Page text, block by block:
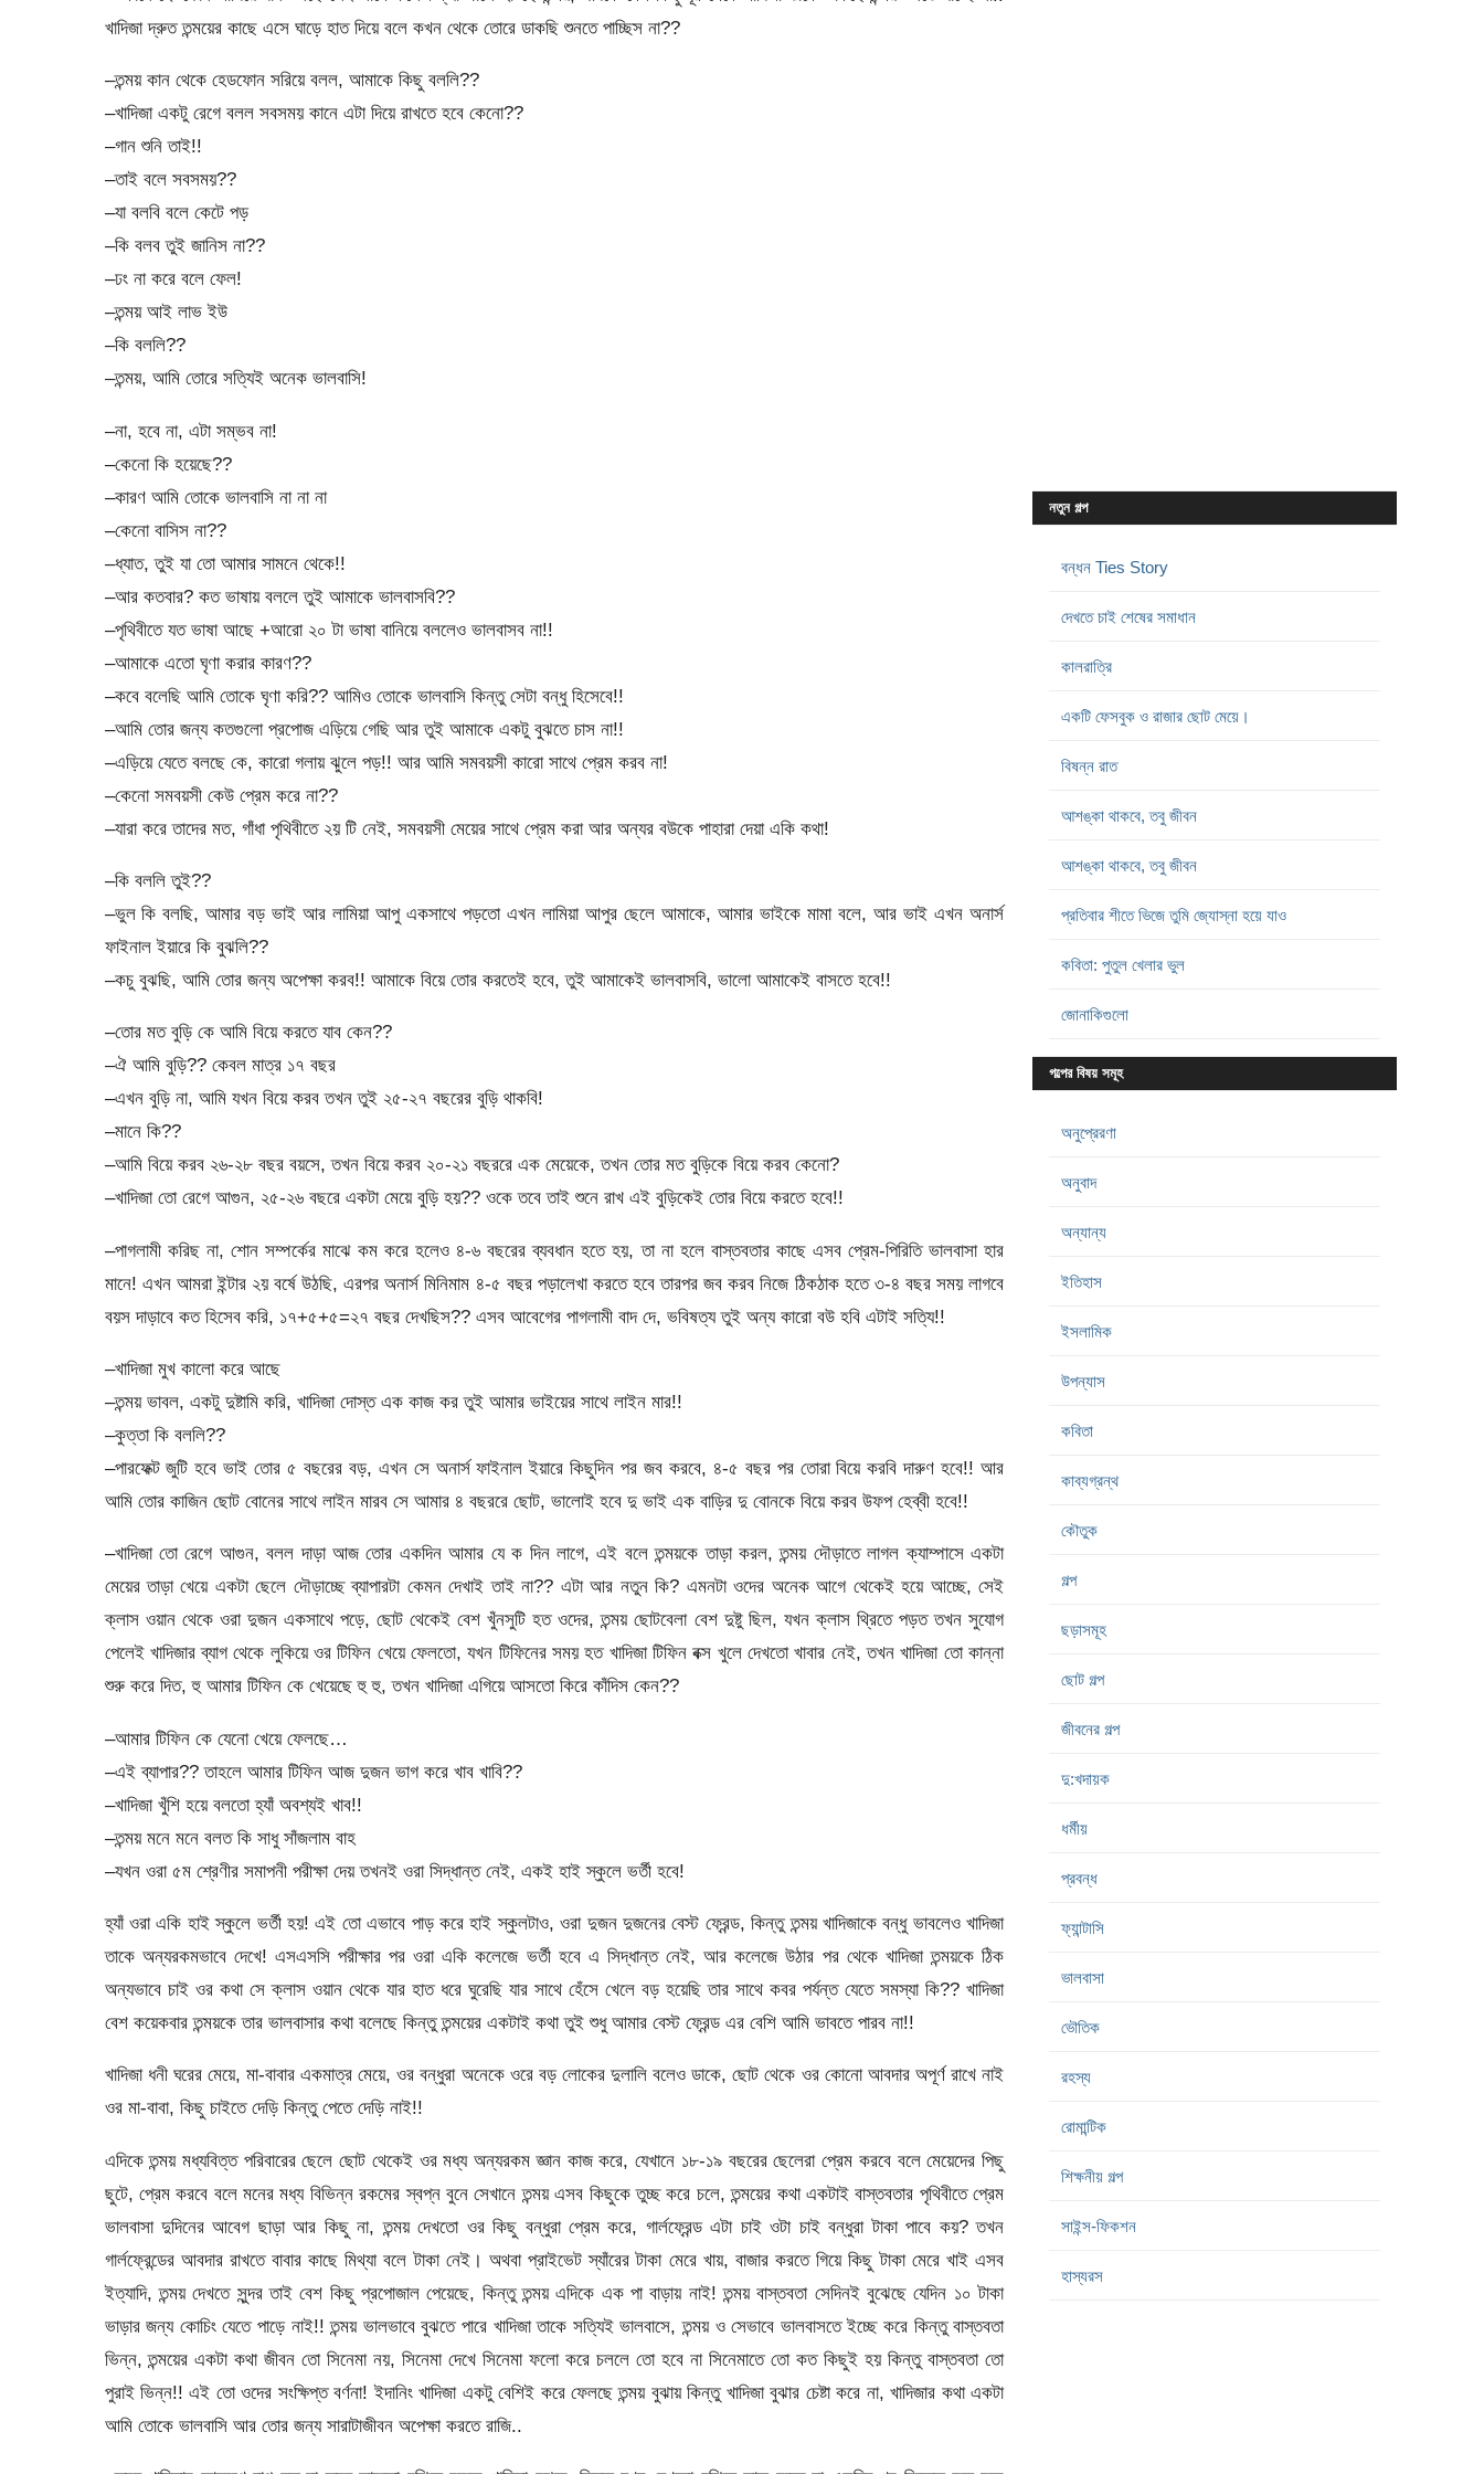
খাদিজা দ্রুত তন্ময়ের কাছে এসে ঘাড়ে হাত দিয়ে বলে কখন থেকে তোরে ডাকছি শুনতে পাচ্ছিস না??
–তন্ময় কান থেকে হেডফোন সরিয়ে বলল, আমাকে কিছু বললি??
–খাদিজা একটু রেগে বলল সবসময় কানে এটা দিয়ে রাখতে হবে কেনো??
–গান শুনি তাই!!
–তাই বলে সবসময়??
–যা বলবি বলে কেটে পড়
–কি বলব তুই জানিস না??
–ঢং না করে বলে ফেল!
–তন্ময় আই লাভ ইউ
–কি বললি??
–তন্ময়, আমি তোরে সত্যিই অনেক ভালবাসি!
–না, হবে না, এটা সম্ভব না!
–কেনো কি হয়েছে??
–কারণ আমি তোকে ভালবাসি না না না
–কেনো বাসিস না??
–ধ্যাত, তুই যা তো আমার সামনে থেকে!!
–আর কতবার? কত ভাষায় বললে তুই আমাকে ভালবাসবি??
–পৃথিবীতে যত ভাষা আছে +আরো ২০ টা ভাষা বানিয়ে বললেও ভালবাসব না!!
–আমাকে এতো ঘৃণা করার কারণ??
–কবে বলেছি আমি তোকে ঘৃণা করি?? আমিও তোকে ভালবাসি কিন্তু সেটা বন্ধু হিসেবে!!
–আমি তোর জন্য কতগুলো প্রপোজ এড়িয়ে গেছি আর তুই আমাকে একটু বুঝতে চাস না!!
–এড়িয়ে যেতে বলছে কে, কারো গলায় ঝুলে পড়!! আর আমি সমবয়সী কারো সাথে প্রেম করব না!
–কেনো সমবয়সী কেউ প্রেম করে না??
–যারা করে তাদের মত, গাঁধা পৃথিবীতে ২য় টি নেই, সমবয়সী মেয়ের সাথে প্রেম করা আর অন্যর বউকে পাহারা দেয়া একি কথা!
–কি বললি তুই??
–ভুল কি বলছি, আমার বড় ভাই আর লামিয়া আপু একসাথে পড়তো এখন লামিয়া আপুর ছেলে আমাকে, আমার ভাইকে মামা বলে, আর ভাই এখন অনার্স
ফাইনাল ইয়ারে কি বুঝলি??
–কচু বুঝছি, আমি তোর জন্য অপেক্ষা করব!! আমাকে বিয়ে তোর করতেই হবে, তুই আমাকেই ভালবাসবি, ভালো আমাকেই বাসতে হবে!!
–তোর মত বুড়ি কে আমি বিয়ে করতে যাব কেন??
–ঐ আমি বুড়ি?? কেবল মাত্র ১৭ বছর
–এখন বুড়ি না, আমি যখন বিয়ে করব তখন তুই ২৫-২৭ বছরের বুড়ি থাকবি!
–মানে কি??
–আমি বিয়ে করব ২৬-২৮ বছর বয়সে, তখন বিয়ে করব ২০-২১ বছররে এক মেয়েকে, তখন তোর মত বুড়িকে বিয়ে করব কেনো?
–খাদিজা তো রেগে আগুন, ২৫-২৬ বছরে একটা মেয়ে বুড়ি হয়?? ওকে তবে তাই শুনে রাখ এই বুড়িকেই তোর বিয়ে করতে হবে!!
–পাগলামী করিছ না, শোন সম্পর্কের মাঝে কম করে হলেও ৪-৬ বছরের ব্যবধান হতে হয়, তা না হলে বাস্তবতার কাছে এসব প্রেম-পিরিতি ভালবাসা হার
মানে! এখন আমরা ইন্টার ২য় বর্ষে উঠছি, এরপর অনার্স মিনিমাম ৪-৫ বছর পড়ালেখা করতে হবে তারপর জব করব নিজে ঠিকঠাক হতে ৩-৪ বছর সময় লাগবে
বয়স দাড়াবে কত হিসেব করি, ১৭+৫+৫=২৭ বছর দেখছিস?? এসব আবেগের পাগলামী বাদ দে, ভবিষত্য তুই অন্য কারো বউ হবি এটাই সত্যি!!
–খাদিজা মুখ কালো করে আছে
–তন্ময় ভাবল, একটু দুষ্টামি করি, খাদিজা দোস্ত এক কাজ কর তুই আমার ভাইয়ের সাথে লাইন মার!!
–কুত্তা কি বললি??
–পারফেক্ট জুটি হবে ভাই তোর ৫ বছরের বড়, এখন সে অনার্স ফাইনাল ইয়ারে কিছুদিন পর জব করবে, ৪-৫ বছর পর তোরা বিয়ে করবি দারুণ হবে!! আর
আমি তোর কাজিন ছোট বোনের সাথে লাইন মারব সে আমার ৪ বছররে ছোট, ভালোই হবে দু ভাই এক বাড়ির দু বোনকে বিয়ে করব উফপ হেব্বী হবে!!
–খাদিজা তো রেগে আগুন, বলল দাড়া আজ তোর একদিন আমার যে ক দিন লাগে, এই বলে তন্ময়কে তাড়া করল, তন্ময় দৌড়াতে লাগল ক্যাম্পাসে একটা
মেয়ের তাড়া খেয়ে একটা ছেলে দৌড়াচ্ছে ব্যাপারটা কেমন দেখাই তাই না?? এটা আর নতুন কি? এমনটা ওদের অনেক আগে থেকেই হয়ে আচ্ছে, সেই
ক্লাস ওয়ান থেকে ওরা দুজন একসাথে পড়ে, ছোট থেকেই বেশ খুঁনসুটি হত ওদের, তন্ময় ছোটবেলা বেশ দুষ্টু ছিল, যখন ক্লাস থ্রিতে পড়ত তখন সুযোগ
পেলেই খাদিজার ব্যাগ থেকে লুকিয়ে ওর টিফিন খেয়ে ফেলতো, যখন টিফিনের সময় হত খাদিজা টিফিন বক্স খুলে দেখতো খাবার নেই, তখন খাদিজা তো কান্না
শুরু করে দিত, হু আমার টিফিন কে খেয়েছে হু হু, তখন খাদিজা এগিয়ে আসতো কিরে কাঁদিস কেন??
–আমার টিফিন কে যেনো খেয়ে ফেলছে…
–এই ব্যাপার?? তাহলে আমার টিফিন আজ দুজন ভাগ করে খাব খাবি??
–খাদিজা খুঁশি হয়ে বলতো হ্যাঁ অবশ্যই খাব!!
–তন্ময় মনে মনে বলত কি সাধু সাঁজলাম বাহ
–যখন ওরা ৫ম শ্রেণীর সমাপনী পরীক্ষা দেয় তখনই ওরা সিদ্ধান্ত নেই, একই হাই স্কুলে ভর্তী হবে!
হ্যাঁ ওরা একি হাই স্কুলে ভর্তী হয়! এই তো এভাবে পাড় করে হাই স্কুলটাও, ওরা দুজন দুজনের বেস্ট ফ্রেন্ড, কিন্তু তন্ময় খাদিজাকে বন্ধু ভাবলেও খাদিজা
তাকে অন্যরকমভাবে দেখে! এসএসসি পরীক্ষার পর ওরা একি কলেজে ভর্তী হবে এ সিদ্ধান্ত নেই, আর কলেজে উঠার পর থেকে খাদিজা তন্ময়কে ঠিক
অন্যভাবে চাই ওর কথা সে ক্লাস ওয়ান থেকে যার হাত ধরে ঘুরেছি যার সাথে হেঁসে খেলে বড় হয়েছি তার সাথে কবর পর্যন্ত যেতে সমস্যা কি?? খাদিজা
বেশ কয়েকবার তন্ময়কে তার ভালবাসার কথা বলেছে কিন্তু তন্ময়ের একটাই কথা তুই শুধু আমার বেস্ট ফ্রেন্ড এর বেশি আমি ভাবতে পারব না!!
খাদিজা ধনী ঘরের মেয়ে, মা-বাবার একমাত্র মেয়ে, ওর বন্ধুরা অনেকে ওরে বড় লোকের দুলালি বলেও ডাকে, ছোট থেকে ওর কোনো আবদার অপূর্ণ রাখে নাই
ওর মা-বাবা, কিছু চাইতে দেড়ি কিন্তু পেতে দেড়ি নাই!!
এদিকে তন্ময় মধ্যবিত্ত পরিবারের ছেলে ছোট থেকেই ওর মধ্য অন্যরকম জ্ঞান কাজ করে, যেখানে ১৮-১৯ বছরের ছেলেরা প্রেম করবে বলে মেয়েদের পিছু
ছুটে, প্রেম করবে বলে মনের মধ্য বিভিন্ন রকমের স্বপ্ন বুনে সেখানে তন্ময় এসব কিছুকে তুচ্ছ করে চলে, তন্ময়ের কথা একটাই বাস্তবতার পৃথিবীতে প্রেম
ভালবাসা দুদিনের আবেগ ছাড়া আর কিছু না, তন্ময় দেখতো ওর কিছু বন্ধুরা প্রেম করে, গার্লফ্রেন্ড এটা চাই ওটা চাই বন্ধুরা টাকা পাবে কয়? তখন
গার্লফ্রেন্ডের আবদার রাখতে বাবার কাছে মিথ্যা বলে টাকা নেই। অথবা প্রাইভেট স্যাঁরের টাকা মেরে খায়, বাজার করতে গিয়ে কিছু টাকা মেরে খাই এসব
ইত্যাদি, তন্ময় দেখতে সুন্দর তাই বেশ কিছু প্রপোজাল পেয়েছে, কিন্তু তন্ময় এদিকে এক পা বাড়ায় নাই! তন্ময় বাস্তবতা সেদিনই বুঝেছে যেদিন ১০ টাকা
ভাড়ার জন্য কোচিং যেতে পাড়ে নাই!! তন্ময় ভালভাবে বুঝতে পারে খাদিজা তাকে সত্যিই ভালবাসে, তন্ময় ও সেভাবে ভালবাসতে ইচ্ছে করে কিন্তু বাস্তবতা
ভিন্ন, তন্ময়ের একটা কথা জীবন তো সিনেমা নয়, সিনেমা দেখে সিনেমা ফলো করে চললে তো হবে না সিনেমাতে তো কত কিছুই হয় কিন্তু বাস্তবতা তো
পুরাই ভিন্ন!! এই তো ওদের সংক্ষিপ্ত বর্ণনা! ইদানিং খাদিজা একটু বেশিই করে ফেলছে তন্ময় বুঝায় কিন্তু খাদিজা বুঝার চেষ্টা করে না, খাদিজার কথা একটা
আমি তোকে ভালবাসি আর তোর জন্য সারাটাজীবন অপেক্ষা করতে রাজি..
নতুন গল্প
বন্ধন Ties Story
দেখতে চাই শেষের সমাধান
কালরাত্রি
একটি ফেসবুক ও রাজার ছোট মেয়ে।
বিষন্ন রাত
আশঙ্কা থাকবে, তবু জীবন
আশঙ্কা থাকবে, তবু জীবন
প্রতিবার শীতে ভিজে তুমি জ্যোস্না হয়ে যাও
কবিতা: পুতুল খেলার ভুল
জোনাকিগুলো
গল্পের বিষয় সমূহ
অনুপ্রেরণা
অনুবাদ
অন্যান্য
ইতিহাস
ইসলামিক
উপন্যাস
কবিতা
কাব্যগ্রন্থ
কৌতুক
গল্প
ছড়াসমূহ
ছোট গল্প
জীবনের গল্প
দু:খদায়ক
ধর্মীয়
প্রবন্ধ
ফ্যান্টাসি
ভালবাসা
ভৌতিক
রহস্য
রোমান্টিক
শিক্ষনীয় গল্প
সাইন্স-ফিকশন
হাস্যরস